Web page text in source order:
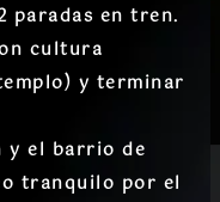
paradas en tren.
cultura
y terminar
y el barrio de
tranquilo por el